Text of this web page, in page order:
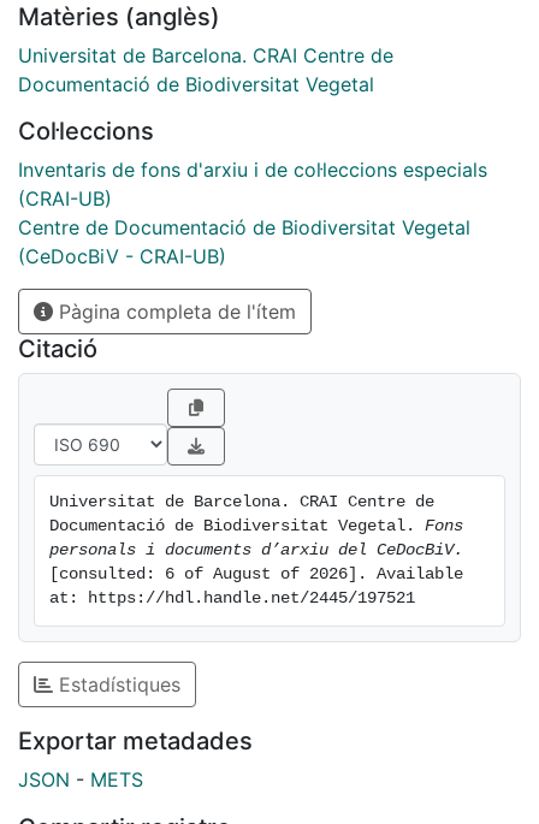
per tipologia documental.
Matèries (anglès)
Universitat de Barcelona. CRAI Centre de
Documentació de Biodiversitat Vegetal
Col·leccions
Inventaris de fons d'arxiu i de col·leccions especials
(CRAI-UB)
Centre de Documentació de Biodiversitat Vegetal
(CeDocBiV - CRAI-UB)
Pàgina completa de l'ítem
Citació
Universitat de Barcelona. CRAI Centre de
Documentació de Biodiversitat Vegetal. Fons
personals i documents d’arxiu del CeDocBiV.
[consulted: 6 of August of 2026]. Available
at: https://hdl.handle.net/2445/197521
Estadístiques
Exportar metadades
JSON - METS